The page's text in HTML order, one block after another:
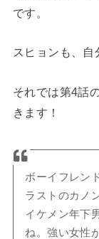
です。
スヒョンも、自
それでは第4話
きます！
ボーイフレン
ラストのカノ
イケメン年下
ね。強い女性